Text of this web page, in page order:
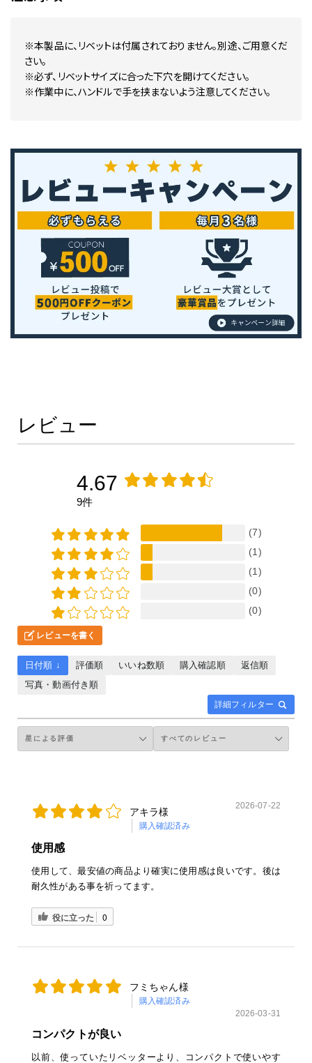
※本製品に、リベットは付属されておりません。別途、ご用意くだ
さい。
※必ず、リベットサイズに合った下穴を開けてください。
※作業中に、ハンドルで手を挟まないよう注意してください。
レビュー
4.67
9件
(7)
(1)
(1)
(0)
(0)
レビューを書く
詳細フィルター
日付順 ↓ 評価順 いいね数順 購入確認順
返信順
写真・動画付き順
アキラ様
購入確認済み
2026-07-22
使用感
使用して、最安値の商品より確実に使用感は良いです。後は
耐久性がある事を祈ってます。
役に立った 0
フミちゃん様
購入確認済み
2026-03-31
コンパクトが良い
以前、使っていたリベッターより、コンパクトで使いやす